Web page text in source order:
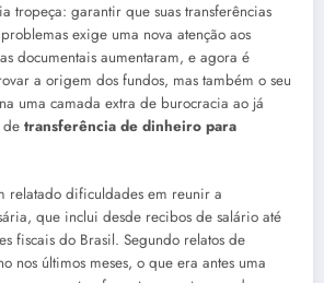
tropeça: garantir que suas transferências
exige uma nova atenção aos
documentais aumentaram, e agora é
a origem dos fundos, mas também o seu
uma camada extra de burocracia ao já
de transferência de dinheiro para
relatado dificuldades em reunir a
que inclui desde recibos de salário até
fiscais do Brasil. Segundo relatos de
nos últimos meses, o que era antes uma